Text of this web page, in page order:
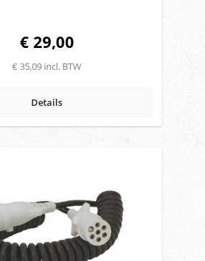
€ 29,00
€ 35,09 incl. BTW
Details